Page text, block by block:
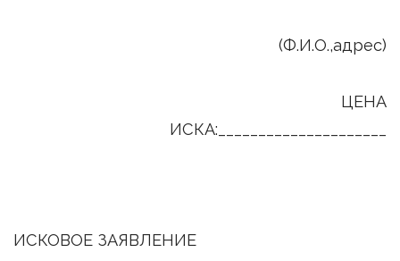
(Ф.И.О.,адрес)
ЦЕНА
ИСКА:_____________________
ИСКОВОЕ ЗАЯВЛЕНИЕ